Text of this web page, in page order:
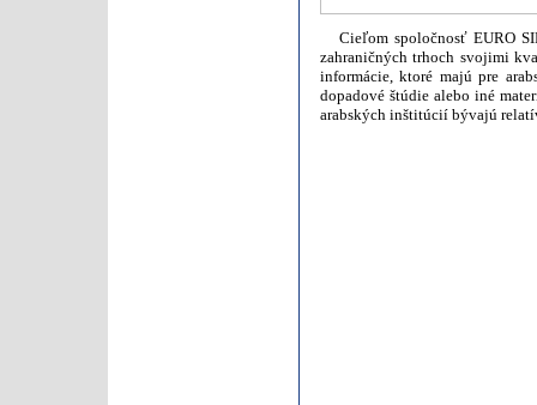
Cieľom spoločnosť EURO
zahraničných trhoch svojimi
informácie, ktoré majú pre
dopadové štúdie alebo iné
arabských inštitúcií bývajú